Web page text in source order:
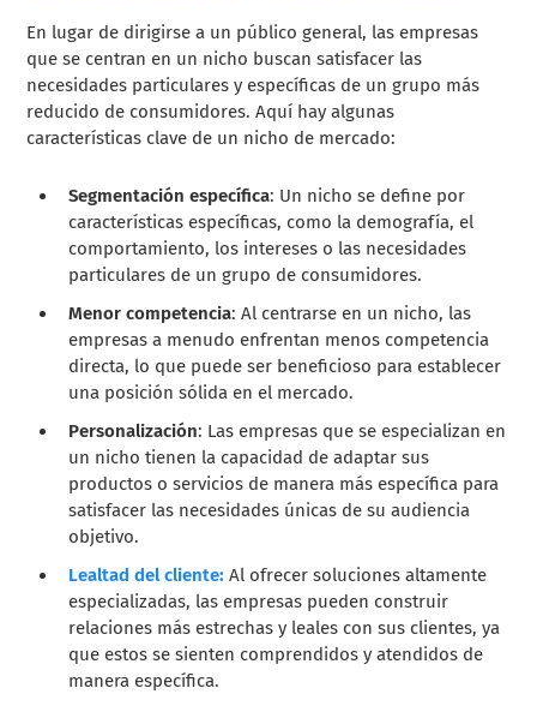
En lugar de dirigirse a un público general, las empresas
que se centran en un nicho buscan satisfacer las
necesidades particulares y específicas de un grupo más
reducido de consumidores. Aquí hay algunas
características clave de un nicho de mercado:
Segmentación específica: Un nicho se define por
características específicas, como la demografía, el
comportamiento, los intereses o las necesidades
particulares de un grupo de consumidores.
Menor competencia: Al centrarse en un nicho, las
empresas a menudo enfrentan menos competencia
directa, lo que puede ser beneficioso para establecer
una posición sólida en el mercado.
Personalización: Las empresas que se especializan en
un nicho tienen la capacidad de adaptar sus
productos o servicios de manera más específica para
satisfacer las necesidades únicas de su audiencia
objetivo.
Lealtad del cliente: Al ofrecer soluciones altamente
especializadas, las empresas pueden construir
relaciones más estrechas y leales con sus clientes, ya
que estos se sienten comprendidos y atendidos de
manera específica.